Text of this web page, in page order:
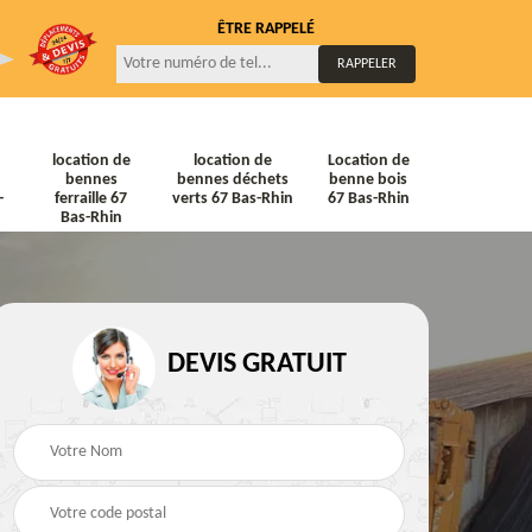
ÊTRE RAPPELÉ
location de
bennes
ferraille 67
Bas-Rhin
location de
bennes déchets
verts 67 Bas-Rhin
Location de
benne bois
67 Bas-Rhin
Location de bennes à
gravats 67 Bas-Rhin
Location de bennes
Tout venant 67 Bas-
DEVIS GRATUIT